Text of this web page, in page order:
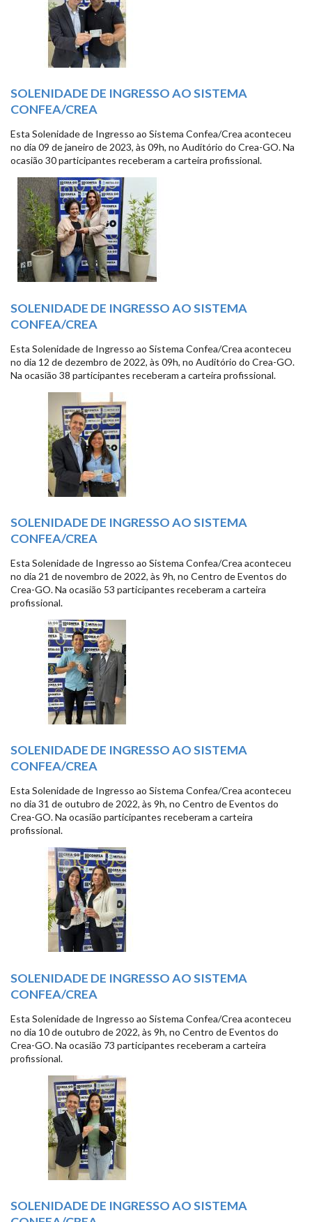
SOLENIDADE DE INGRESSO AO SISTEMA
CONFEA/CREA
Esta Solenidade de Ingresso ao Sistema Confea/Crea aconteceu
no dia 09 de janeiro de 2023, às 09h, no Auditório do Crea-GO. Na
ocasião 30 participantes receberam a carteira profissional.
SOLENIDADE DE INGRESSO AO SISTEMA
CONFEA/CREA
Esta Solenidade de Ingresso ao Sistema Confea/Crea aconteceu
no dia 12 de dezembro de 2022, às 09h, no Auditório do Crea-GO.
Na ocasião 38 participantes receberam a carteira profissional.
SOLENIDADE DE INGRESSO AO SISTEMA
CONFEA/CREA
Esta Solenidade de Ingresso ao Sistema Confea/Crea aconteceu
no dia 21 de novembro de 2022, às 9h, no Centro de Eventos do
Crea-GO. Na ocasião 53 participantes receberam a carteira
profissional.
SOLENIDADE DE INGRESSO AO SISTEMA
CONFEA/CREA
Esta Solenidade de Ingresso ao Sistema Confea/Crea aconteceu
no dia 31 de outubro de 2022, às 9h, no Centro de Eventos do
Crea-GO. Na ocasião participantes receberam a carteira
profissional.
SOLENIDADE DE INGRESSO AO SISTEMA
CONFEA/CREA
Esta Solenidade de Ingresso ao Sistema Confea/Crea aconteceu
no dia 10 de outubro de 2022, às 9h, no Centro de Eventos do
Crea-GO. Na ocasião 73 participantes receberam a carteira
profissional.
SOLENIDADE DE INGRESSO AO SISTEMA